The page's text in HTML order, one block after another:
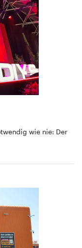
wie nie: Der